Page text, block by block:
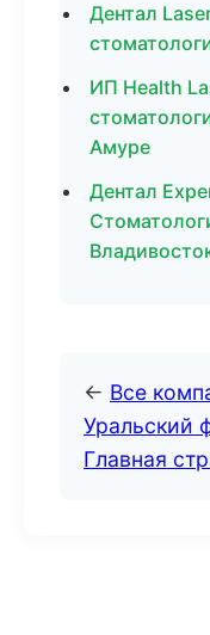
Дентал
ИП Health
Амуре
Дентал
← Все
Уральский
Главная